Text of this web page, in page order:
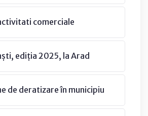
comerciale
ediția 2025, la Arad
de deratizare în municipiu